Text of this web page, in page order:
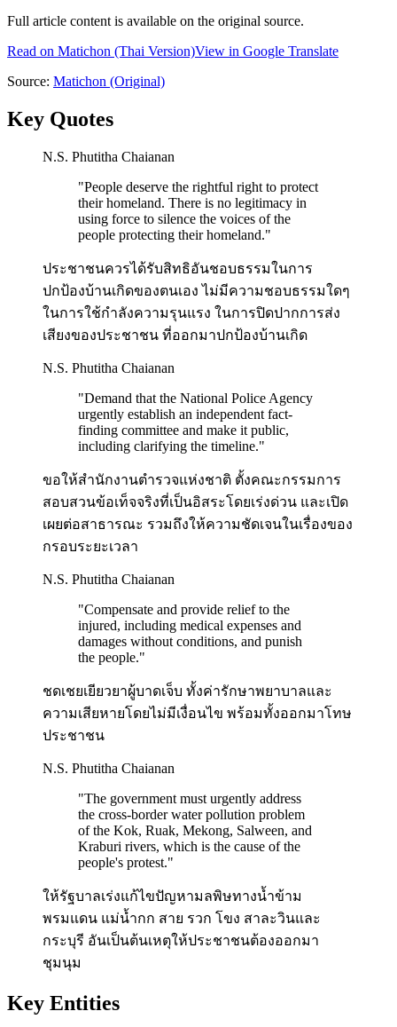
Full article content is available on the original source.
Read on Matichon (Thai Version)View in Google Translate
Source: Matichon (Original)
Key Quotes
N.S. Phutitha Chaianan
"People deserve the rightful right to protect
their homeland. There is no legitimacy in
using force to silence the voices of the
people protecting their homeland."
ประชาชนควรได้รับสิทธิอันชอบธรรมในการ
ปกป้องบ้านเกิดของตนเอง ไม่มีความชอบธรรมใดๆ
ในการใช้กำลังความรุนแรง ในการปิดปากการส่ง
เสียงของประชาชน ที่ออกมาปกป้องบ้านเกิด
N.S. Phutitha Chaianan
"Demand that the National Police Agency
urgently establish an independent fact-
finding committee and make it public,
including clarifying the timeline."
ขอให้สำนักงานตำรวจแห่งชาติ ตั้งคณะกรรมการ
สอบสวนข้อเท็จจริงที่เป็นอิสระโดยเร่งด่วน และเปิด
เผยต่อสาธารณะ รวมถึงให้ความชัดเจนในเรื่องของ
กรอบระยะเวลา
N.S. Phutitha Chaianan
"Compensate and provide relief to the
injured, including medical expenses and
damages without conditions, and punish
the people."
ชดเชยเยียวยาผู้บาดเจ็บ ทั้งค่ารักษาพยาบาลและ
ความเสียหายโดยไม่มีเงื่อนไข พร้อมทั้งออกมาโทษ
ประชาชน
N.S. Phutitha Chaianan
"The government must urgently address
the cross-border water pollution problem
of the Kok, Ruak, Mekong, Salween, and
Kraburi rivers, which is the cause of the
people's protest."
ให้รัฐบาลเร่งแก้ไขปัญหามลพิษทางน้ำข้าม
พรมแดน แม่น้ำกก สาย รวก โขง สาละวินและ
กระบุรี อันเป็นต้นเหตุให้ประชาชนต้องออกมา
ชุมนุม
Key Entities